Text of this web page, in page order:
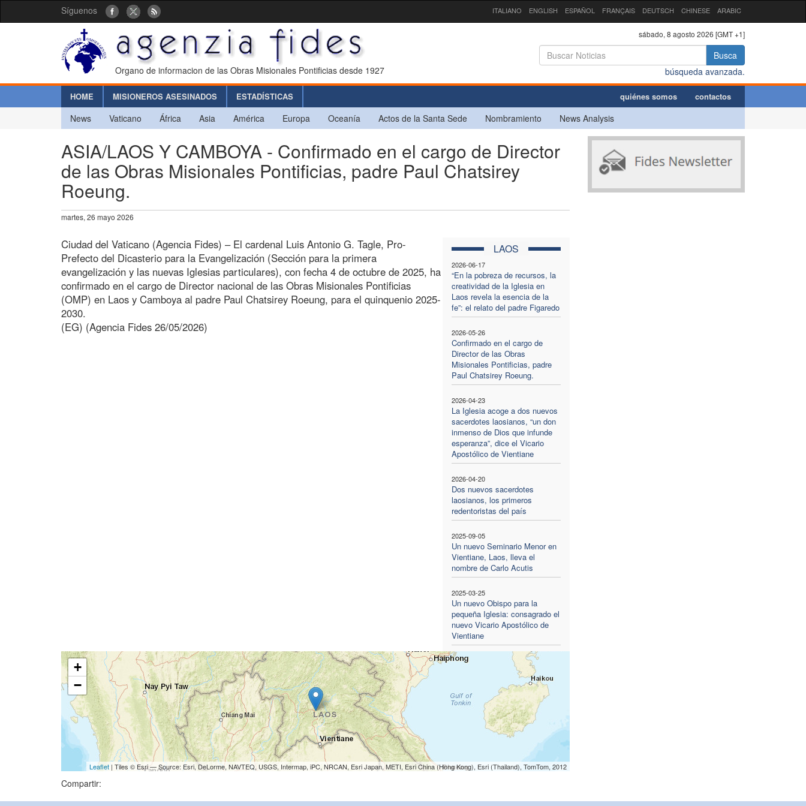
Síguenos ITALIANO ENGLISH ESPAÑOL FRANÇAIS DEUTSCH CHINESE ARABIC
Organo de informacion de las Obras Misionales Pontificias desde 1927
sábado, 8 agosto 2026 [GMT +1]
Busca
búsqueda avanzada.
HOME MISIONEROS ASESINADOS ESTADÍSTICAS quiénes somos contactos
News Vaticano África Asia América Europa Oceanía Actos de la Santa Sede Nombramiento News Analysis
ASIA/LAOS Y CAMBOYA - Confirmado en el cargo de Director
de las Obras Misionales Pontificias, padre Paul Chatsirey
Roeung.
martes, 26 mayo 2026
LAOS
2026-06-17
“En la pobreza de recursos, la
creatividad de la Iglesia en
Laos revela la esencia de la
fe”: el relato del padre Figaredo
2026-05-26
Confirmado en el cargo de
Director de las Obras
Misionales Pontificias, padre
Paul Chatsirey Roeung.
2026-04-23
La Iglesia acoge a dos nuevos
sacerdotes laosianos, “un don
inmenso de Dios que infunde
esperanza”, dice el Vicario
Apostólico de Vientiane
2026-04-20
Dos nuevos sacerdotes
laosianos, los primeros
redentoristas del país
2025-09-05
Un nuevo Seminario Menor en
Vientiane, Laos, lleva el
nombre de Carlo Acutis
2025-03-25
Un nuevo Obispo para la
pequeña Iglesia: consagrado el
nuevo Vicario Apostólico de
Vientiane
Ciudad del Vaticano (Agencia Fides) – El cardenal Luis Antonio G. Tagle, Pro-
Prefecto del Dicasterio para la Evangelización (Sección para la primera
evangelización y las nuevas Iglesias particulares), con fecha 4 de octubre de 2025, ha
confirmado en el cargo de Director nacional de las Obras Misionales Pontificias
(OMP) en Laos y Camboya al padre Paul Chatsirey Roeung, para el quinquenio 2025-
2030.
(EG) (Agencia Fides 26/05/2026)
+
−
Leaflet| Tiles © Esri — Source: Esri, DeLorme, NAVTEQ, USGS, Intermap, iPC, NRCAN, Esri Japan, METI, Esri China (Hong Kong), Esri (Thailand), TomTom, 2012
Compartir: